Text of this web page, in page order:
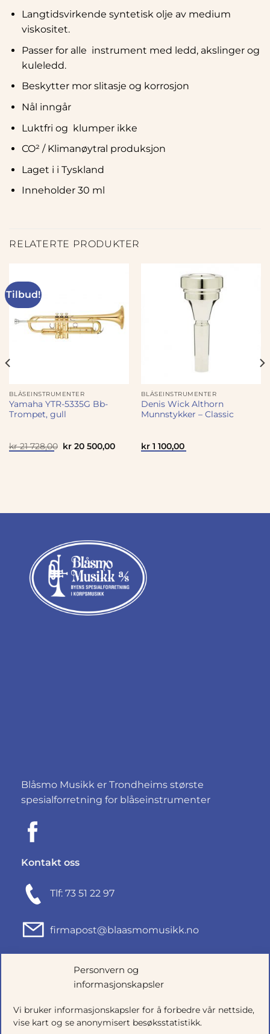
Personvern og
informasjonskapsler
Vi bruker informasjonskapsler for å forbedre vår nettside,
vise kart og se anonymisert besøksstatistikk.
Langtidsvirkende syntetisk olje av medium
viskositet.
Passer for alle instrument med ledd, akslinger og
kuleledd.
Beskytter mor slitasje og korrosjon
Nål inngår
Luktfri og klumper ikke
CO² / Klimanøytral produksjon
Laget i i Tyskland
Inneholder 30 ml
RELATERTE PRODUKTER
Tilbud!
BLÅSEINSTRUMENTER
Yamaha YTR-5335G Bb-
Trompet, gull
kr21 728,00 Opprinnelig
kr20 500,00Nåværende
BLÅSEINSTRUMENTER
Denis Wick Althorn
Munnstykker – Classic
kr1 100,00
Blåsmo Musikk er Trondheims største
spesialforretning for blåseinstrumenter
Kontakt oss
Tlf: 73 51 22 97
firmapost@blaasmomusikk.no
Fjordgata 46, 7010 TRONDHEIM